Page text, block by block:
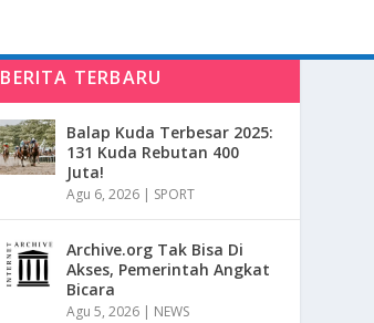
BERITA TERBARU
Balap Kuda Terbesar 2025:
131 Kuda Rebutan 400
Juta!
Agu 6, 2026 | SPORT
Archive.org Tak Bisa Di
Akses, Pemerintah Angkat
Bicara
Agu 5, 2026 | NEWS